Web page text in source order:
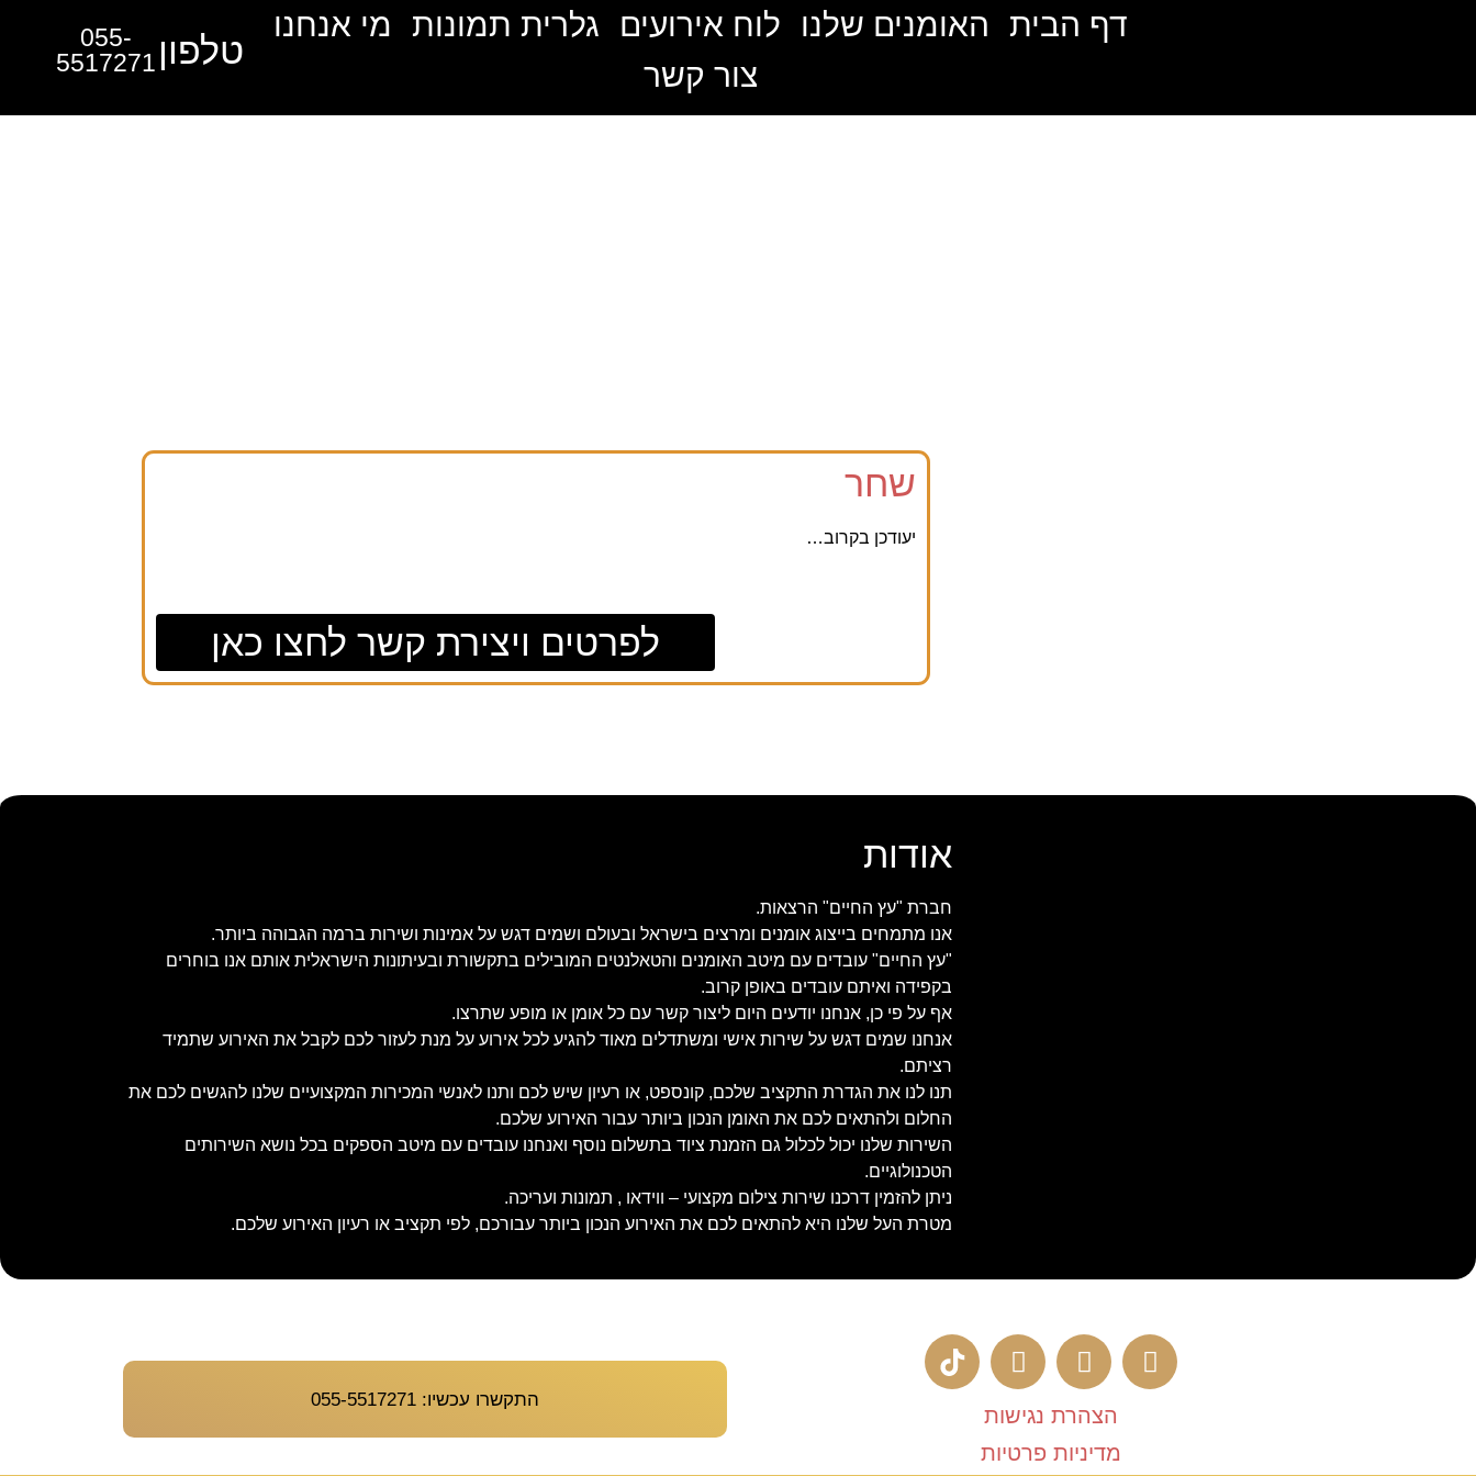
דף הבית האומנים שלנו לוח אירועים גלרית תמונות
מי אנחנו
צור קשר
טלפון
055-
5517271
שחר
יעודכן בקרוב…
לפרטים ויצירת קשר לחצו כאן
אודות
חברת "עץ החיים" הרצאות.
אנו מתמחים בייצוג אומנים ומרצים בישראל ובעולם ושמים דגש על אמינות ושירות ברמה הגבוהה ביותר.
"עץ החיים" עובדים עם מיטב האומנים והטאלנטים המובילים בתקשורת ובעיתונות הישראלית אותם אנו בוחרים
בקפידה ואיתם עובדים באופן קרוב.
אף על פי כן, אנחנו יודעים היום ליצור קשר עם כל אומן או מופע שתרצו.
אנחנו שמים דגש על שירות אישי ומשתדלים מאוד להגיע לכל אירוע על מנת לעזור לכם לקבל את האירוע שתמיד
רציתם.
תנו לנו את הגדרת התקציב שלכם, קונספט, או רעיון שיש לכם ותנו לאנשי המכירות המקצועיים שלנו להגשים לכם את
החלום ולהתאים לכם את האומן הנכון ביותר עבור האירוע שלכם.
השירות שלנו יכול לכלול גם הזמנת ציוד בתשלום נוסף ואנחנו עובדים עם מיטב הספקים בכל נושא השירותים
הטכנולוגיים.
ניתן להזמין דרכנו שירות צילום מקצועי – ווידאו , תמונות ועריכה.
מטרת העל שלנו היא להתאים לכם את האירוע הנכון ביותר עבורכם, לפי תקציב או רעיון האירוע שלכם.
הצהרת נגישות
מדיניות פרטיות
התקשרו עכשיו: 055-5517271